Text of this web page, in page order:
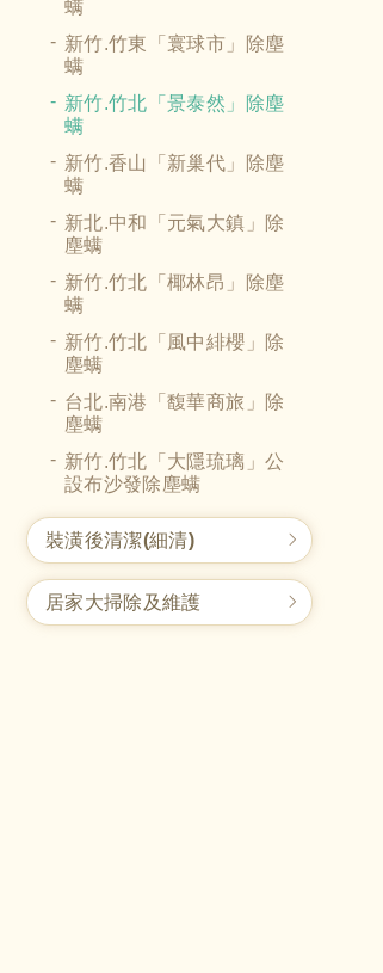
螨
新竹.竹東「寰球市」除塵
螨
新竹.竹北「景泰然」除塵
螨
新竹.香山「新巢代」除塵
螨
新北.中和「元氣大鎮」除
塵螨
新竹.竹北「椰林昂」除塵
螨
新竹.竹北「風中緋櫻」除
塵螨
台北.南港「馥華商旅」除
塵螨
新竹.竹北「大隱琉璃」公
設布沙發除塵螨
裝潢後清潔(細清)
居家大掃除及維護